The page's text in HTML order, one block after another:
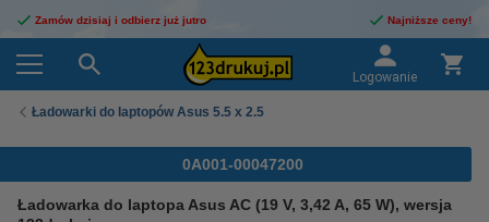
Zamów dzisiaj i odbierz już jutro Najniższe ceny!
Logowanie
Ładowarki do laptopów Asus 5.5 x 2.5
0A001-00047200
Ładowarka do laptopa Asus AC (19 V, 3,42 A, 65 W), wersja